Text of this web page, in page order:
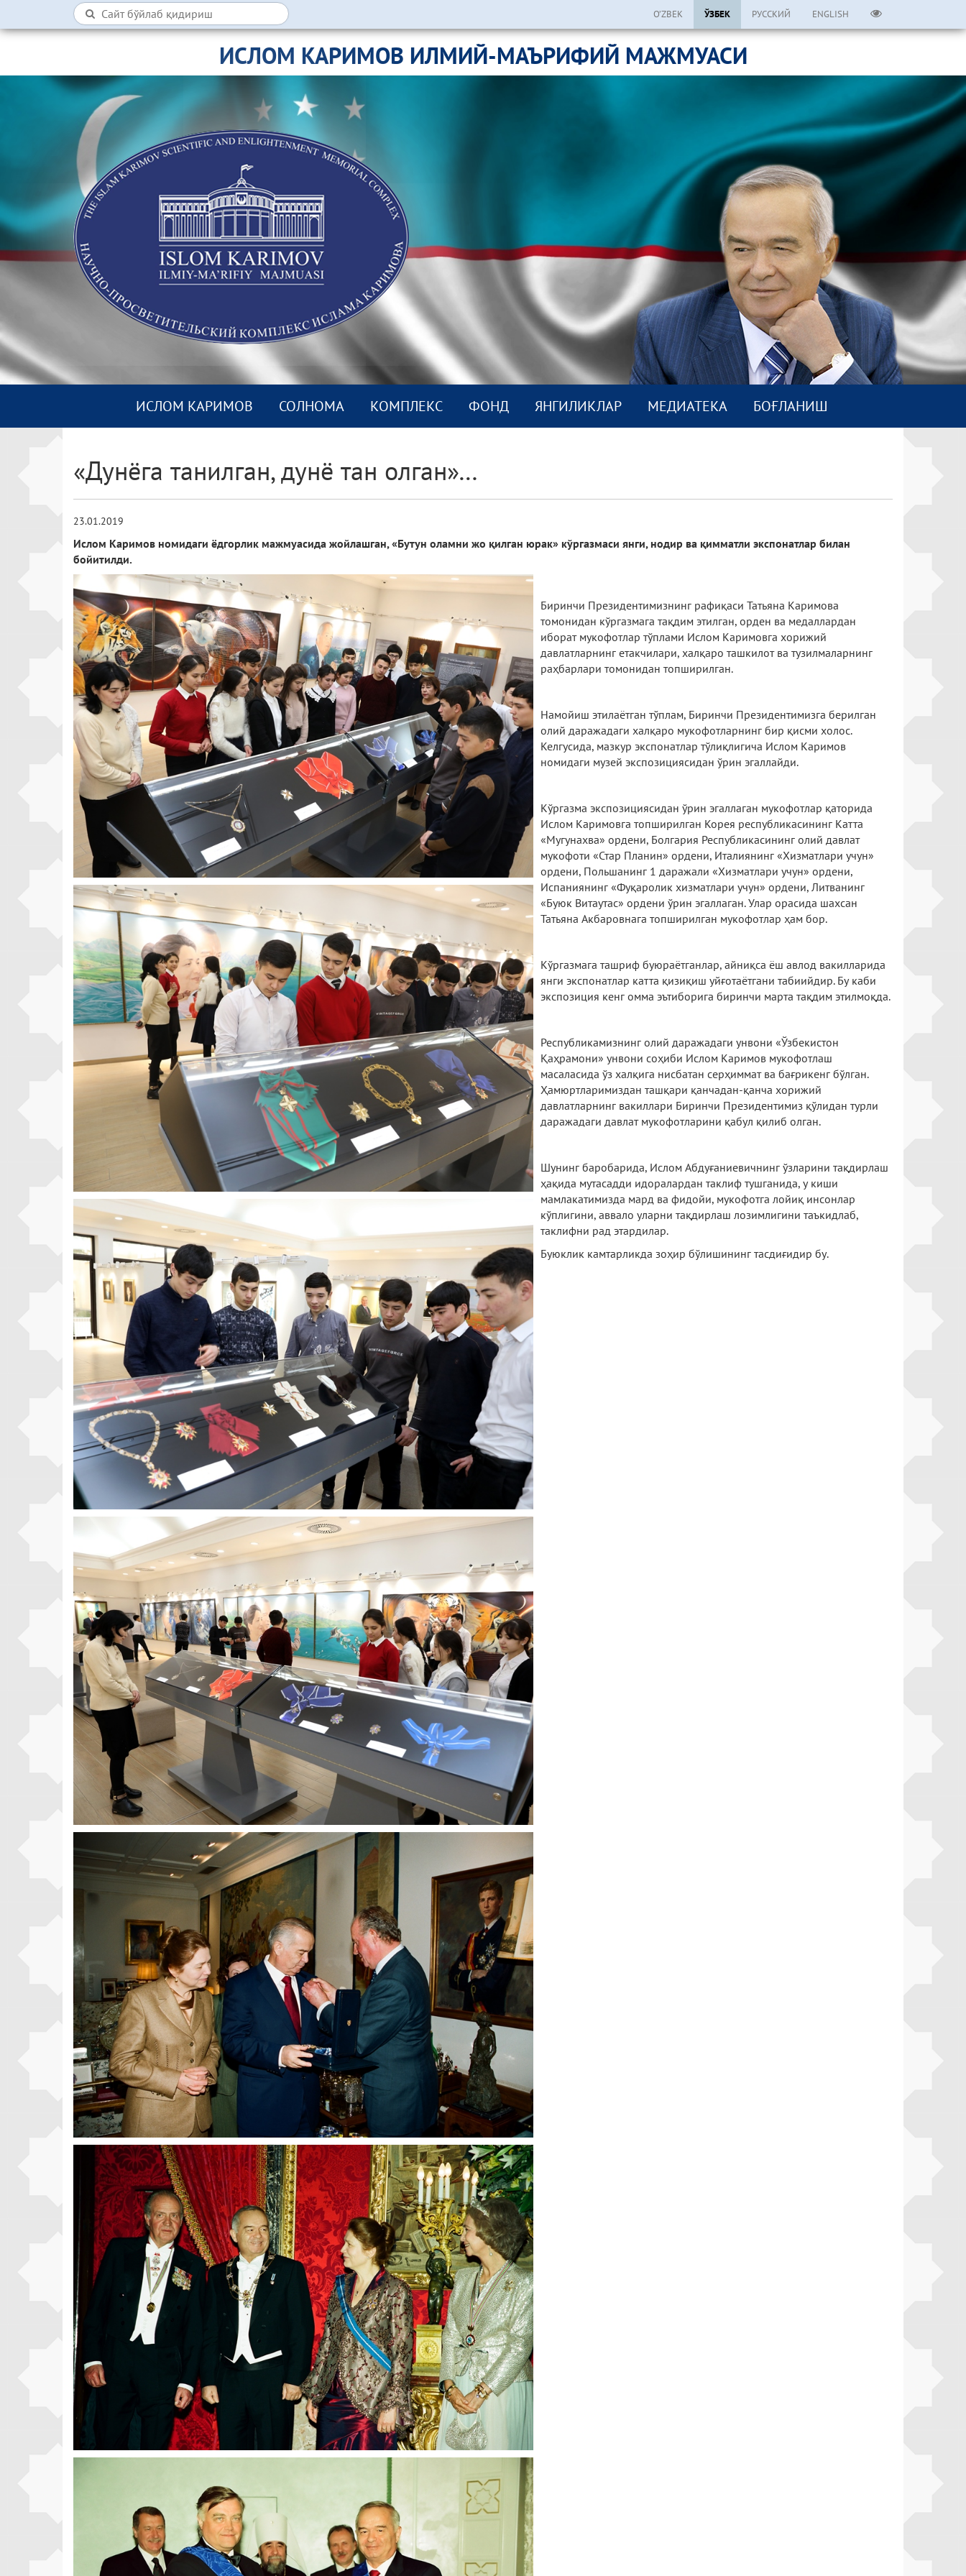
O’ZBEK ЎЗБЕК РУССКИЙ ENGLISH
ИСЛОМ КАРИМОВ ИЛМИЙ-МАЪРИФИЙ МАЖМУАСИ
ИСЛОМ КАРИМОВ СОЛНОМА КОМПЛEКС ФОНД ЯНГИЛИКЛАР МEДИАТEКА БОҒЛАНИШ
«Дунёга танилган, дунё тан олган»…
23.01.2019
Ислом Каримов номидаги ёдгорлик мажмуасида жойлашган, «Бутун оламни жо қилган юрак» кўргазмаси янги, нодир ва қимматли экспонатлар билан
бойитилди.
Биринчи Президентимизнинг рафиқаси Татьяна Каримова
томонидан кўргазмага тақдим этилган, орден ва медаллардан
иборат мукофотлар тўплами Ислом Каримовга хорижий
давлатларнинг етакчилари, халқаро ташкилот ва тузилмаларнинг
раҳбарлари томонидан топширилган.
Намойиш этилаётган тўплам, Биринчи Президентимизга берилган
олий даражадаги халқаро мукофотларнинг бир қисми холос.
Келгусида, мазкур экспонатлар тўлиқлигича Ислом Каримов
номидаги музей экспозициясидан ўрин эгаллайди.
Кўргазма экспозициясидан ўрин эгаллаган мукофотлар қаторида
Ислом Каримовга топширилган Корея республикасининг Катта
«Мугунахва» ордени, Болгария Республикасининг олий давлат
мукофоти «Стар Планин» ордени, Италиянинг «Хизматлари учун»
ордени, Польшанинг 1 даражали «Хизматлари учун» ордени,
Испаниянинг «Фуқаролик хизматлари учун» ордени, Литванинг
«Буюк Витаутас» ордени ўрин эгаллаган. Улар орасида шахсан
Татьяна Акбаровнага топширилган мукофотлар ҳам бор.
Кўргазмага ташриф буюраётганлар, айниқса ёш авлод вакилларида
янги экспонатлар катта қизиқиш уйғотаётгани табиийдир. Бу каби
экспозиция кенг омма эътиборига биринчи марта тақдим этилмоқда.
Республикамизнинг олий даражадаги унвони «Ўзбекистон
Қаҳрамони» унвони соҳиби Ислом Каримов мукофотлаш
масаласида ўз халқига нисбатан серҳиммат ва бағрикенг бўлган.
Ҳамюртларимиздан ташқари қанчадан-қанча хорижий
давлатларнинг вакиллари Биринчи Президентимиз қўлидан турли
даражадаги давлат мукофотларини қабул қилиб олган.
Шунинг баробарида, Ислом Абдуғаниевичнинг ўзларини тақдирлаш
ҳақида мутасадди идоралардан таклиф тушганида, у киши
мамлакатимизда мард ва фидойи, мукофотга лойиқ инсонлар
кўплигини, аввало уларни тақдирлаш лозимлигини таъкидлаб,
таклифни рад этардилар.
Буюклик камтарликда зоҳир бўлишининг тасдиғидир бу.